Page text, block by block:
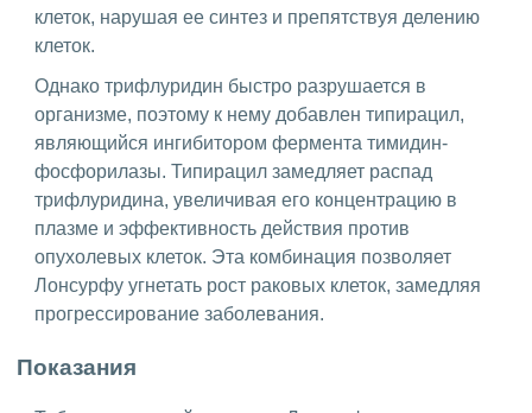
клеток, нарушая ее синтез и препятствуя делению
клеток.
Однако трифлуридин быстро разрушается в
организме, поэтому к нему добавлен типирацил,
являющийся ингибитором фермента тимидин-
фосфорилазы. Типирацил замедляет распад
трифлуридина, увеличивая его концентрацию в
плазме и эффективность действия против
опухолевых клеток. Эта комбинация позволяет
Лонсурфу угнетать рост раковых клеток, замедляя
прогрессирование заболевания.
Показания